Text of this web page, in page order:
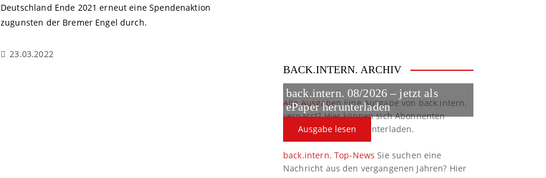
Deutschland Ende 2021 erneut eine Spendenaktion
zugunsten der Bremer Engel durch.
23.03.2022
back.intern. 08/2026 – jetzt als
ePaper herunterladen
Ausgabe lesen
BACK.INTERN. ARCHIV
Alle AusgabenEine Ausgabe von back.intern.
verpasst? Hier können sich Abonnenten
ältere Ausgaben herunterladen.
back.intern. Top-News Sie suchen eine
Nachricht aus den vergangenen Jahren? Hier